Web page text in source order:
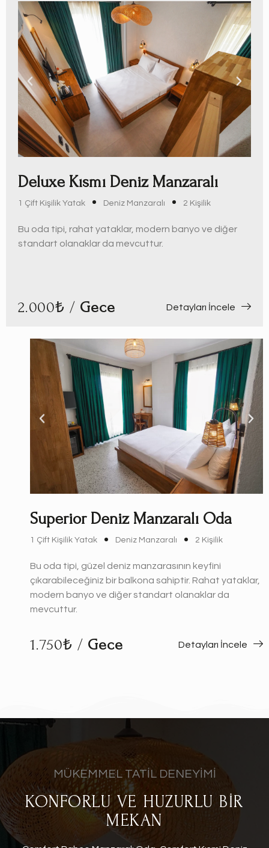
Deluxe Kısmı Deniz Manzaralı
1 Çift Kişilik Yatak Deniz Manzaralı 2 Kişilik
Bu oda tipi, rahat yataklar, modern banyo ve diğer
standart olanaklar da mevcuttur.
2.000₺ / Gece Detayları İncele
Superior Deniz Manzaralı Oda
1 Çift Kişilik Yatak Deniz Manzaralı 2 Kişilik
Bu oda tipi, güzel deniz manzarasının keyfini
çıkarabileceğiniz bir balkona sahiptir. Rahat yataklar,
modern banyo ve diğer standart olanaklar da
mevcuttur.
1.750₺ / Gece Detayları İncele
MÜKEMMEL TATİL DENEYİMİ
KONFORLU VE HUZURLU BİR
MEKAN